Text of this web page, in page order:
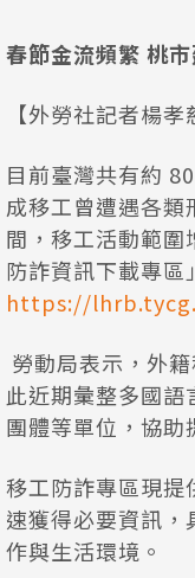
春節金流頻繁 桃
【外勞社記者楊
目前臺灣共有約
成移工曾遭遇各
間，移工活動範
防詐資訊下載專
https://
勞動局表示，外
此近期彙整多國
團體等單位，協
移工防詐專區現提
速獲得必要資訊
作與生活環境。